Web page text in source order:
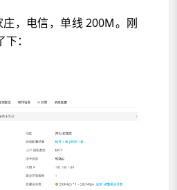
，电信，单线 200M。刚
：